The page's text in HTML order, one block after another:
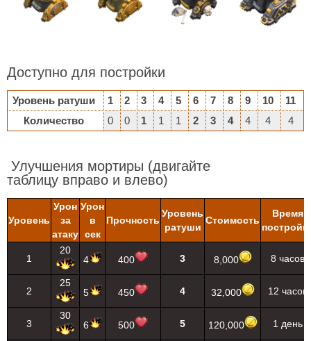
Доступно для постройки
Уровень ратуши 1 2 3 4 5 6 7 8 9 10
11
Количество
0 0 1 1 1 2 3 4 4 4 4
Улучшения мортиры (двигайте
таблицу вправо и влево)
Уровень
Урон
за
атаку
Урон
в
сек
Прочность
Уровень
ратуши
Стоимость
Время
1
20
4
400 3 8,000 8 часов
2
25
5
450 4 32,000 12 часов
3
30
6
500 5 120,000 1 день